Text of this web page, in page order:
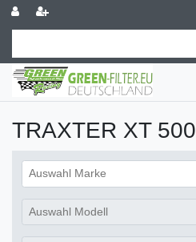
TRAXTER XT 500
Auswahl Marke
Auswahl Modell